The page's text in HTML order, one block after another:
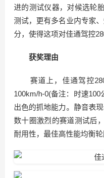
进的测试仪器，对候选轮
测试，更有多名业内专家
分，使得这项对佳通驾控
获奖理由
赛道上，佳通驾控280
100km/h-0(备注：时速
出色的抓地能力。静音表
数十圈激烈的赛道测试后
耐用性，最佳高性能均衡轮